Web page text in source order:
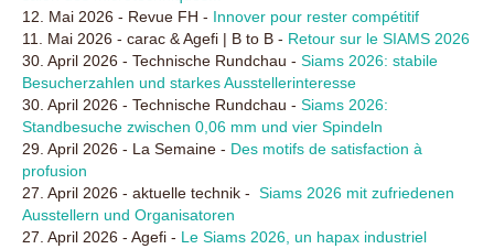
12. Mai 2026 - Revue FH - Innover pour rester compétitif
11. Mai 2026 - carac & Agefi | B to B - Retour sur le SIAMS 2026
30. April 2026 - Technische Rundchau - Siams 2026: stabile
Besucherzahlen und starkes Ausstellerinteresse
30. April 2026 - Technische Rundchau - Siams 2026:
Standbesuche zwischen 0,06 mm und vier Spindeln
29. April 2026 - La Semaine - Des motifs de satisfaction à
profusion
27. April 2026 - aktuelle technik - Siams 2026 mit zufriedenen
Ausstellern und Organisatoren
27. April 2026 - Agefi - Le Siams 2026, un hapax industriel